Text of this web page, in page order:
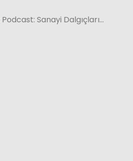
Podcast: Sanayi Dalgıçları…